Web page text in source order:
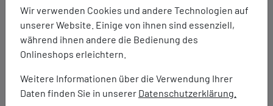
Wir verwenden Cookies und andere Technologien auf
unserer Website. Einige von ihnen sind essenziell,
während ihnen andere die Bedienung des
Onlineshops erleichtern.
Weitere Informationen über die Verwendung Ihrer
Daten finden Sie in unserer Datenschutzerklärung.
Zwei Seitentaschen mit gedrehtem Reißverschluss
Sichtberer gedrehter Frontreißverschluss mit
kombinierter Wind- und Kinnschutzblende
Hochschließender Kragen
Band
Verlängerter Rücken